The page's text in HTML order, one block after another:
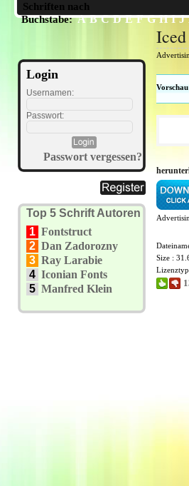
Schriften nach
Buchstabe:A B C D E F G H I J
Login
Usernamen:
Passwort:
Passwort vergessen?
Top 5 Schrift Autoren
1 Fontstruct
2 Dan Zadorozny
3 Ray Larabie
4 Iconian Fonts
5 Manfred Klein
Vorschau
Size :